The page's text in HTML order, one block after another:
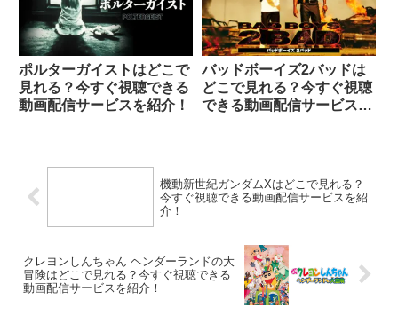
ポルターガイストはどこで
見れる？今すぐ視聴できる
動画配信サービスを紹介！
バッドボーイズ2バッドは
どこで見れる？今すぐ視聴
できる動画配信サービスを
機動新世紀ガンダムXはどこで見れる？
今すぐ視聴できる動画配信サービスを紹
介！
クレヨンしんちゃん ヘンダーランドの大
冒険はどこで見れる？今すぐ視聴できる
動画配信サービスを紹介！